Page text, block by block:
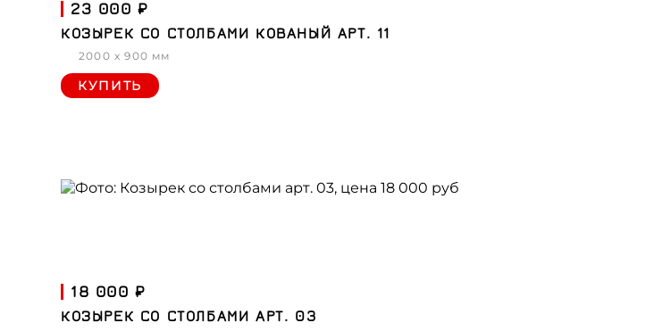
23 000 ₽
КОЗЫРЕК СО СТОЛБАМИ КОВАНЫЙ АРТ. 11
2000 x 900 мм
КУПИТЬ
18 000 ₽
КОЗЫРЕК СО СТОЛБАМИ АРТ. 03